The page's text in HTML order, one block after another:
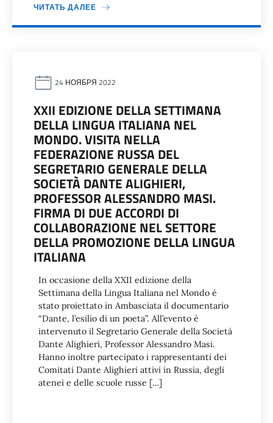
ЧИТАТЬ ДАЛЕЕ
24 НОЯБРЯ 2022
XXII EDIZIONE DELLA SETTIMANA
DELLA LINGUA ITALIANA NEL
MONDO. VISITA NELLA
FEDERAZIONE RUSSA DEL
SEGRETARIO GENERALE DELLA
SOCIETÀ DANTE ALIGHIERI,
PROFESSOR ALESSANDRO MASI.
FIRMA DI DUE ACCORDI DI
COLLABORAZIONE NEL SETTORE
DELLA PROMOZIONE DELLA LINGUA
ITALIANA
In occasione della XXII edizione della
Settimana della Lingua Italiana nel Mondo è
stato proiettato in Ambasciata il documentario
“Dante, l’esilio di un poeta”. All’evento è
intervenuto il Segretario Generale della Società
Dante Alighieri, Professor Alessandro Masi.
Hanno inoltre partecipato i rappresentanti dei
Comitati Dante Alighieri attivi in Russia, degli
atenei e delle scuole russe […]